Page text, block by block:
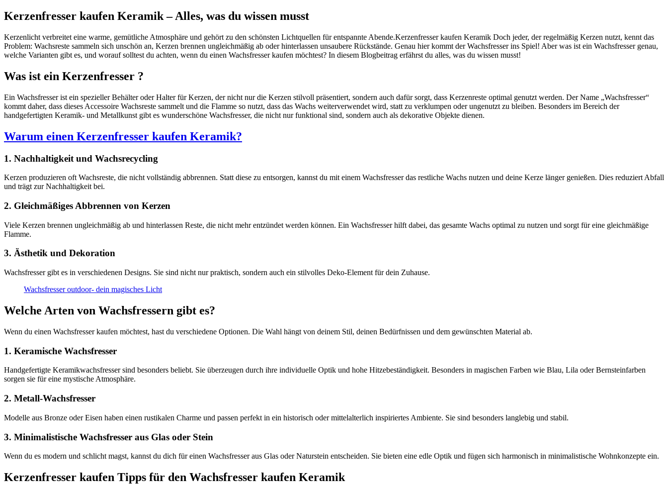
Kerzenfresser kaufen Keramik – Alles, was du wissen musst
Kerzenlicht verbreitet eine warme, gemütliche Atmosphäre und gehört zu den schönsten Lichtquellen für entspannte Abende.Kerzenfresser kaufen Keramik Doch jeder, der regelmäßig Kerzen nutzt, kennt das
Problem: Wachsreste sammeln sich unschön an, Kerzen brennen ungleichmäßig ab oder hinterlassen unsaubere Rückstände. Genau hier kommt der Wachsfresser ins Spiel! Aber was ist ein Wachsfresser genau,
welche Varianten gibt es, und worauf solltest du achten, wenn du einen Wachsfresser kaufen möchtest? In diesem Blogbeitrag erfährst du alles, was du wissen musst!
Was ist ein Kerzenfresser ?
Ein Wachsfresser ist ein spezieller Behälter oder Halter für Kerzen, der nicht nur die Kerzen stilvoll präsentiert, sondern auch dafür sorgt, dass Kerzenreste optimal genutzt werden. Der Name „Wachsfresser“
kommt daher, dass dieses Accessoire Wachsreste sammelt und die Flamme so nutzt, dass das Wachs weiterverwendet wird, statt zu verklumpen oder ungenutzt zu bleiben. Besonders im Bereich der
handgefertigten Keramik- und Metallkunst gibt es wunderschöne Wachsfresser, die nicht nur funktional sind, sondern auch als dekorative Objekte dienen.
Warum einen Kerzenfresser kaufen Keramik?
1. Nachhaltigkeit und Wachsrecycling
Kerzen produzieren oft Wachsreste, die nicht vollständig abbrennen. Statt diese zu entsorgen, kannst du mit einem Wachsfresser das restliche Wachs nutzen und deine Kerze länger genießen. Dies reduziert Abfall
und trägt zur Nachhaltigkeit bei.
2. Gleichmäßiges Abbrennen von Kerzen
Viele Kerzen brennen ungleichmäßig ab und hinterlassen Reste, die nicht mehr entzündet werden können. Ein Wachsfresser hilft dabei, das gesamte Wachs optimal zu nutzen und sorgt für eine gleichmäßige
Flamme.
3. Ästhetik und Dekoration
Wachsfresser gibt es in verschiedenen Designs. Sie sind nicht nur praktisch, sondern auch ein stilvolles Deko-Element für dein Zuhause.
Wachsfresser outdoor- dein magisches Licht
Welche Arten von Wachsfressern gibt es?
Wenn du einen Wachsfresser kaufen möchtest, hast du verschiedene Optionen. Die Wahl hängt von deinem Stil, deinen Bedürfnissen und dem gewünschten Material ab.
1. Keramische Wachsfresser
Handgefertigte Keramikwachsfresser sind besonders beliebt. Sie überzeugen durch ihre individuelle Optik und hohe Hitzebeständigkeit. Besonders in magischen Farben wie Blau, Lila oder Bernsteinfarben
sorgen sie für eine mystische Atmosphäre.
2. Metall-Wachsfresser
Modelle aus Bronze oder Eisen haben einen rustikalen Charme und passen perfekt in ein historisch oder mittelalterlich inspiriertes Ambiente. Sie sind besonders langlebig und stabil.
3. Minimalistische Wachsfresser aus Glas oder Stein
Wenn du es modern und schlicht magst, kannst du dich für einen Wachsfresser aus Glas oder Naturstein entscheiden. Sie bieten eine edle Optik und fügen sich harmonisch in minimalistische Wohnkonzepte ein.
Kerzenfresser kaufen Tipps für den Wachsfresser kaufen Keramik